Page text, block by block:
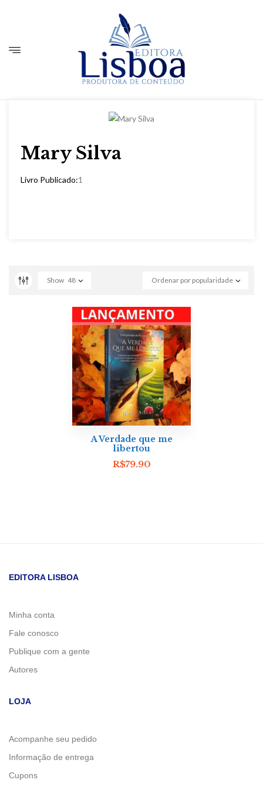
Mary Silva
Livro Publicado:1
Ordenar por popularidade
Show 48
A Verdade que me
libertou
R$79.90
EDITORA LISBOA
Minha conta
Fale conosco
Publique com a gente
Autores
LOJA
Acompanhe seu pedido
Informação de entrega
Cupons